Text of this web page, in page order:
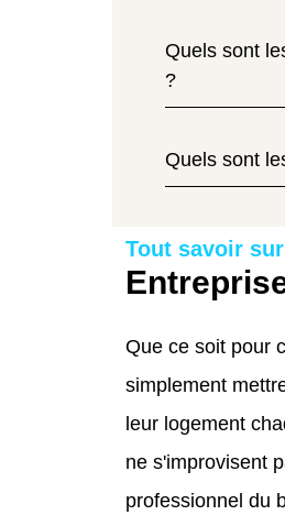
Quels sont
?
Quels sont
Tout savoir
Que ce soit pour
simplement
leur logement
ne s'improvisent
professionnel du